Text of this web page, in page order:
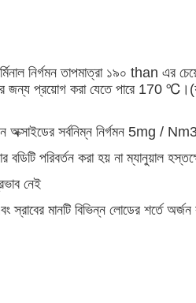
নির্গমন তাপমাত্রা ১৯০ than
জন্য প্রয়োগ করা যেতে পারে
অক্সাইডের সর্বনিম্ন নির্গমন 5mg /
পরিবর্তন করা হয় না ম্যানুয়াল
নেই
স্রাবের মানটি বিভিন্ন লোডের শর্তে অর্জন